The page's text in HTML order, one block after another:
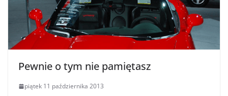
Pewnie o tym nie pamiętasz
piątek 11 października 2013